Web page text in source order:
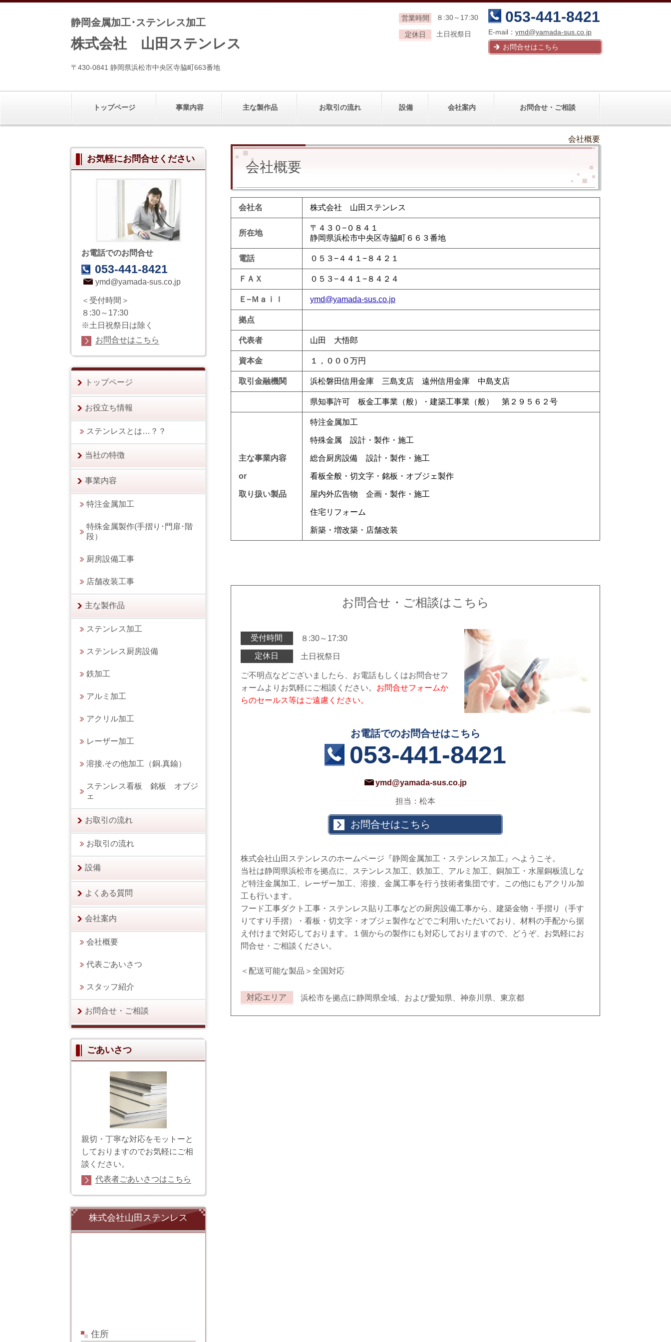
静岡金属加工･ステンレス加工
株式会社 山田ステンレス
〒430-0841 静岡県浜松市中央区寺脇町663番地
営業時間 ８:30～17:30
定休日 土日祝祭日
053-441-8421
E-mail： ymd@yamada-sus.co.jp
お問合せはこちら
トップページ 事業内容 主な製作品 お取引の流れ 設備 会社案内 お問合せ・ご相談
会社概要
会社概要
会社名 株式会社 山田ステンレス
所在地
〒４３０−０８４１
静岡県浜松市中央区寺脇町６６３番地
電話 ０５３−４４１−８４２１
ＦＡＸ ０５３−４４１−８４２４
Ｅ−Ｍａｉｌ ymd@yamada-sus.co.jp
拠点
代表者 山田 大悟郎
資本金 １，０００万円
取引金融機関 浜松磐田信用金庫 三島支店 遠州信用金庫 中島支店
県知事許可 板金工事業（般）・建築工事業（般） 第２９５６２号
主な事業内容
or
取り扱い製品
特注金属加工
特殊金属 設計・製作・施工
総合厨房設備 設計・製作・施工
看板全般・切文字・銘板・オブジェ製作
屋内外広告物 企画・製作・施工
住宅リフォーム
新築・増改築・店舗改装
お問合せ・ご相談はこちら
受付時間 ８:30～17:30
定休日 土日祝祭日
ご不明点などございましたら、お電話もしくはお問合せフ
ォームよりお気軽にご相談ください。 お問合せフォームか
らのセールス等はご遠慮ください。
お電話でのお問合せはこちら
053-441-8421
ymd@yamada-sus.co.jp
担当：松本
お問合せはこちら
株式会社山田ステンレスのホームページ『静岡金属加工・ステンレス加工』へようこそ。
当社は静岡県浜松市を拠点に、ステンレス加工、鉄加工、アルミ加工、銅加工・水屋銅板流しな
ど特注金属加工、レーザー加工、溶接、金属工事を行う技術者集団です。この他にもアクリル加
工も行います。
フード工事ダクト工事・ステンレス貼り工事などの厨房設備工事から、建築金物・手摺り（手す
りてすり手摺）・看板・切文字・オブジェ製作などでご利用いただいており、材料の手配から据
え付けまで対応しております。１個からの製作にも対応しておりますので、どうぞ、お気軽にお
問合せ・ご相談ください。
＜配送可能な製品＞全国対応
対応エリア 浜松市を拠点に静岡県全域、および愛知県、神奈川県、東京都
お気軽にお問合せください
お電話でのお問合せ
053-441-8421
ymd@yamada-sus.co.jp
＜受付時間＞
８:30～17:30
※土日祝祭日は除く
お問合せはこちら
トップページ
お役立ち情報
ステンレスとは…？？
当社の特徴
事業内容
特注金属加工
特殊金属製作(手摺り･門扉･階
段）
厨房設備工事
店舗改装工事
主な製作品
ステンレス加工
ステンレス厨房設備
鉄加工
アルミ加工
アクリル加工
レーザー加工
溶接.その他加工（銅.真鍮）
ステンレス看板 銘板 オブジ
ェ
お取引の流れ
お取引の流れ
設備
よくある質問
会社案内
会社概要
代表ごあいさつ
スタッフ紹介
お問合せ・ご相談
ごあいさつ
親切・丁寧な対応をモットーと
しておりますのでお気軽にご相
談ください。
代表者ごあいさつはこちら
株式会社山田ステンレス
住所